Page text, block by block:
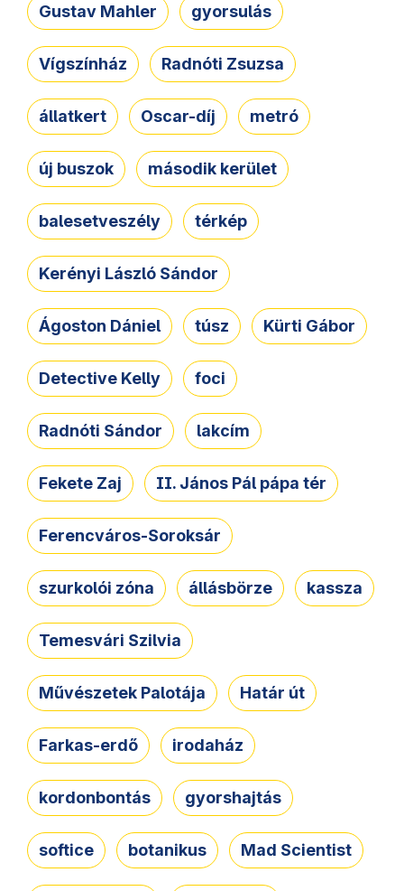
Gustav Mahler gyorsulás
Vígszínház Radnóti Zsuzsa
állatkert Oscar-díj metró
új buszok második kerület
balesetveszély térkép
Kerényi László Sándor
Ágoston Dániel túsz Kürti Gábor
Detective Kelly foci
Radnóti Sándor lakcím
Fekete Zaj II. János Pál pápa tér
Ferencváros-Soroksár
szurkolói zóna állásbörze kassza
Temesvári Szilvia
Művészetek Palotája Határ út
Farkas-erdő irodaház
kordonbontás gyorshajtás
softice botanikus Mad Scientist